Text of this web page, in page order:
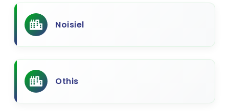
Noisiel
Othis